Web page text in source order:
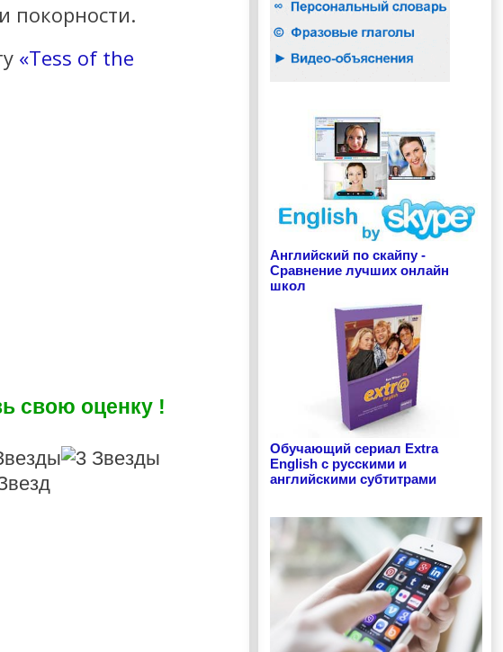
покорности.
«Tess of the
свою оценку !
Английский по скайпу -
Сравнение лучших онлайн
школ
Обучающий сериал Extra
English с русскими и
английскими субтитрами